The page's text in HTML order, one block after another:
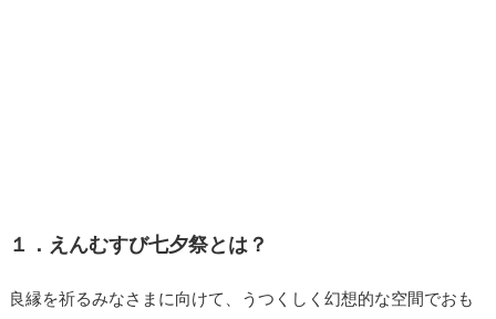
１．えんむすび七夕祭とは？
良縁を祈るみなさまに向けて、うつくしく幻想的な空間でおも